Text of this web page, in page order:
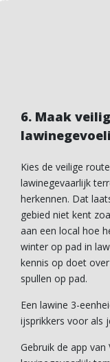
6. Maak
Kies de veilige
lawinegevaarlijk
herkennen. Dat
gebied niet kent
aan een local hoe
winter op pad in
kennis op doet
spullen op pad.
Een lawine 3-
ijsprikkers voor als
Gebruik de app